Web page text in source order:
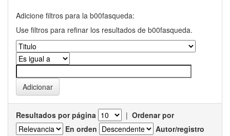
Adicione filtros para la b00fasqueda:
Use filtros para refinar los resultados de b00fasqueda.
Resultados por página | Ordenar por
En orden
Autor/registro